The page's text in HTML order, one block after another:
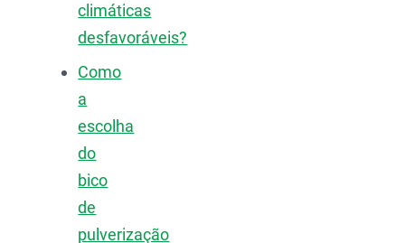
climáticas
desfavoráveis?
Como
a
escolha
do
bico
de
pulverização